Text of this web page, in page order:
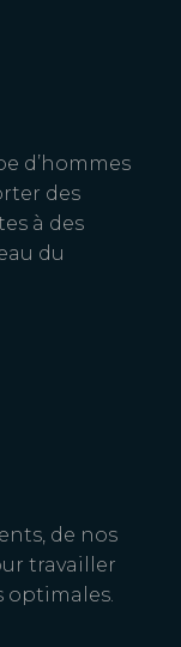
d’hommes
des
à des
du
de nos
travailler
optimales.